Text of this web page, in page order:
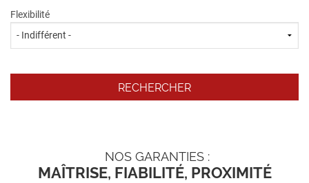
Flexibilité
NOS GARANTIES :
MAÎTRISE, FIABILITÉ, PROXIMITÉ